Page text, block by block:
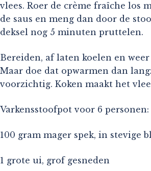
vlees. Roer de crème fraîche los
de saus en meng dan door de
deksel nog 5 minuten pruttelen.
Bereiden, af laten koelen en
Maar doe dat opwarmen dan
voorzichtig. Koken maakt het
Varkensstoofpot voor 6 personen:
100 gram mager spek, in stevige
1 grote ui, grof gesneden